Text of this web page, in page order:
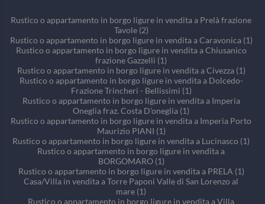
Rustico o appartamento in borgo ligure in vendita a Prelà frazione
Tavole (2)
Rustico o appartamento in borgo ligure in vendita a Caravonica (1)
Rustico o appartamento in borgo ligure in vendita a Chiusanico
frazione Gazzelli (1)
Rustico o appartamento in borgo ligure in vendita a Civezza (1)
Rustico o appartamento in borgo ligure in vendita a Dolcedo-
Frazione Trincheri - Bellissimi (1)
Rustico o appartamento in borgo ligure in vendita a Imperia
Oneglia fraz. Costa D'oneglia (1)
Rustico o appartamento in borgo ligure in vendita a Imperia Porto
Maurizio PIANI (1)
Rustico o appartamento in borgo ligure in vendita a Lucinasco (1)
Rustico o appartamento in borgo ligure in vendita a
BORGOMARO (1)
Rustico o appartamento in borgo ligure in vendita a PRELA (1)
Casa/Villa in vendita a Torre Paponi Valle di San Lorenzo al
mare (1)
Rustico o appartamento in borgo ligure in vendita a Villa